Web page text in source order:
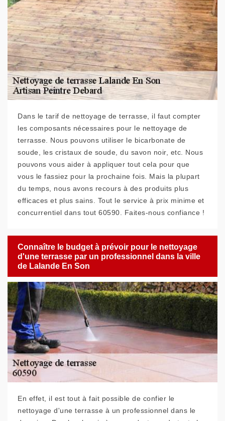
Dans le tarif de nettoyage de terrasse, il faut compter
les composants nécessaires pour le nettoyage de
terrasse. Nous pouvons utiliser le bicarbonate de
soude, les cristaux de soude, du savon noir, etc. Nous
pouvons vous aider à appliquer tout cela pour que
vous le fassiez pour la prochaine fois. Mais la plupart
du temps, nous avons recours à des produits plus
efficaces et plus sains. Tout le service à prix minime et
concurrentiel dans tout 60590. Faites-nous confiance !
Connaître le budget à prévoir pour le nettoyage
d'une terrasse par un professionnel dans la ville
de Lalande En Son
En effet, il est tout à fait possible de confier le
nettoyage d'une terrasse à un professionnel dans le